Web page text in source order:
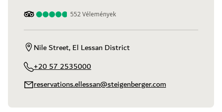
552Vélemények
Nile Street, El Lessan District
+20 57 2535000
reservations.ellessan@steigenberger.com